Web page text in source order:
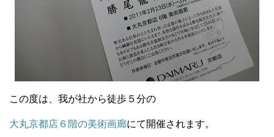
この度は、我が社から徒歩５分の
大丸京都店６階の美術画廊にて開催されます。